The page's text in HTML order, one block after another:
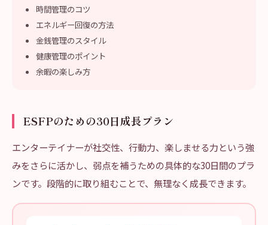
時間管理のコツ
エネルギー回復の方法
金銭管理のスタイル
健康管理のポイント
余暇の楽しみ方
ESFPのための30日成長プラン
エンターテイナーが社交性、行動力、楽しませる力という強
みをさらに活かし、弱点を補うための具体的な30日間のプラ
ンです。段階的に取り組むことで、無理なく成長できます。